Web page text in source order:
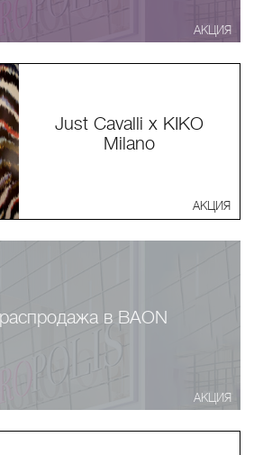
АКЦИЯ
Just Cavalli x KIKO
Milano
АКЦИЯ
в BAON
АКЦИЯ